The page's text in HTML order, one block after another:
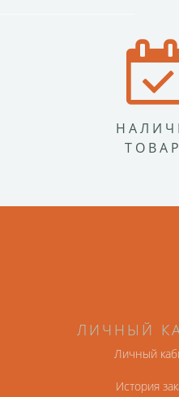
ЛИЧНЫЙ
Личный
История